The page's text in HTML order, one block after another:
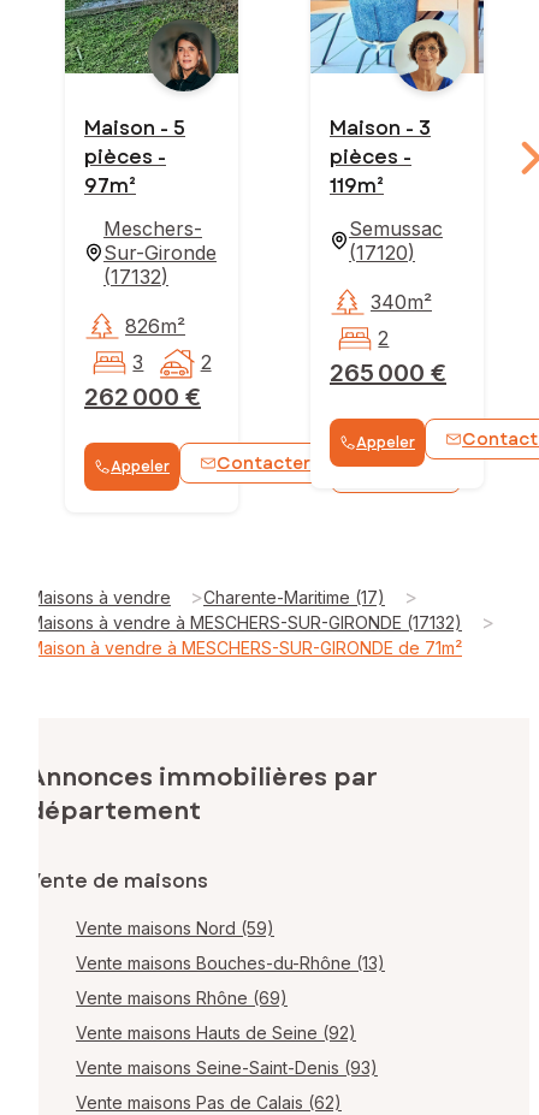
Maison - 5
pièces -
97m²
Meschers-
Sur-Gironde
(17132)
262 000 €
826m²
3
2
Appeler Contacter WhatsApp
Maison - 3
pièces -
119m²
Semussac
(17120)
265 000 €
340m²
2
Appeler
Maisons à vendre >Charente-Maritime (17) >
Maisons à vendre à MESCHERS-SUR-GIRONDE (17132) >
Maison à vendre à MESCHERS-SUR-GIRONDE de 71m²
Annonces immobilières par
département
Vente de maisons
Vente maisons Nord (59)
Vente maisons Bouches-du-Rhône (13)
Vente maisons Rhône (69)
Vente maisons Hauts de Seine (92)
Vente maisons Seine-Saint-Denis (93)
Vente maisons Pas de Calais (62)